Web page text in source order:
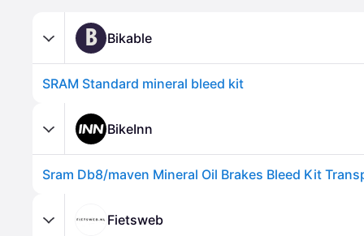
B Bikable
SRAM Standard mineral bleed kit
BikeInn
Sram Db8/maven Mineral Oil Brakes Bleed Kit
Fietsweb